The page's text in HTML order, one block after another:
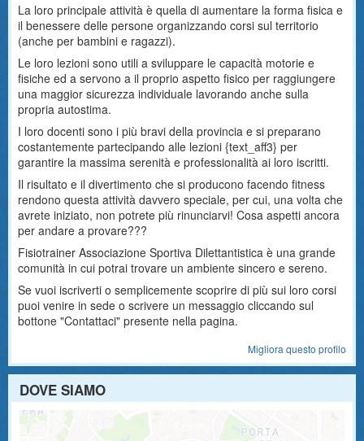
La loro principale attività è quella di aumentare la forma fisica e
il benessere delle persone organizzando corsi sul territorio
(anche per bambini e ragazzi).
Le loro lezioni sono utili a sviluppare le capacità motorie e
fisiche ed a servono a il proprio aspetto fisico per raggiungere
una maggior sicurezza individuale lavorando anche sulla
propria autostima.
I loro docenti sono i più bravi della provincia e si preparano
costantemente partecipando alle lezioni {text_aff3} per
garantire la massima serenità e professionalità ai loro iscritti.
Il risultato e il divertimento che si producono facendo fitness
rendono questa attività davvero speciale, per cui, una volta che
avrete iniziato, non potrete più rinunciarvi! Cosa aspetti ancora
per andare a provare???
Fisiotrainer Associazione Sportiva Dilettantistica è una grande
comunità in cui potrai trovare un ambiente sincero e sereno.
Se vuoi iscriverti o semplicemente scoprire di più sui loro corsi
puoi venire in sede o scrivere un messaggio cliccando sul
bottone "Contattaci" presente nella pagina.
Migliora questo profilo
DOVE SIAMO